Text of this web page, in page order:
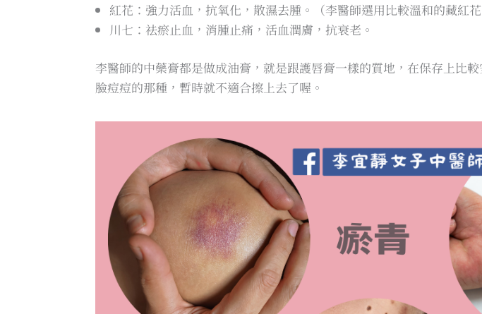
紅花：強力活血，抗氧化，散濕去腫。（李醫師選用比較溫和的藏紅花
川七：祛瘀止血，消腫止痛，活血潤膚，抗衰老。
李醫師的中藥膏都是做成油膏，就是跟護唇膏一樣的質地，在保存上比
臉痘痘的那種，暫時就不適合擦上去了喔。